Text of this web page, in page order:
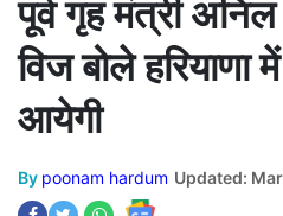
पूर्व गृह मंत्री
विज बोले हरियाणा
आयेगी
By poonam hardum Updated: